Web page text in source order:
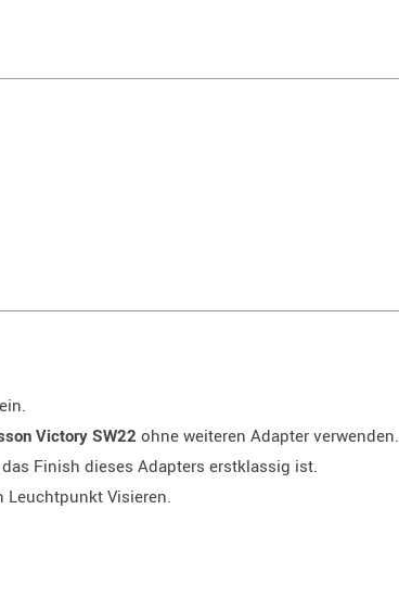
Victory SW22 ohne weiteren Adapter verwenden.
Finish dieses Adapters erstklassig ist.
Leuchtpunkt Visieren.